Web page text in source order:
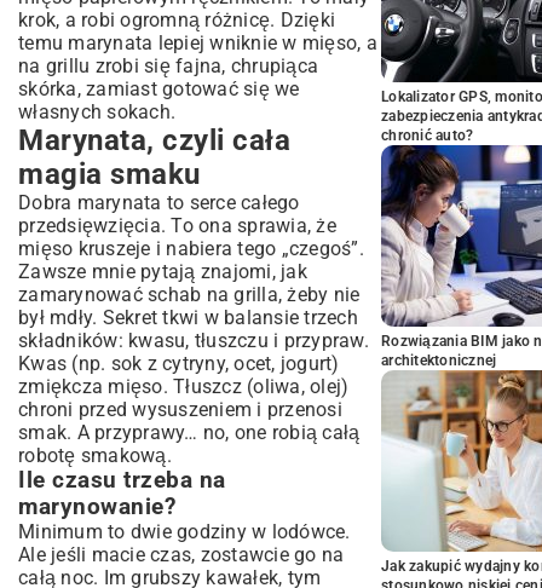
krok, a robi ogromną różnicę. Dzięki
temu marynata lepiej wniknie w mięso, a
na grillu zrobi się fajna, chrupiąca
skórka, zamiast gotować się we
własnych sokach.
Marynata, czyli cała
magia smaku
Dobra marynata to serce całego
przedsięwzięcia. To ona sprawia, że
mięso kruszeje i nabiera tego „czegoś”.
Zawsze mnie pytają znajomi, jak
zamarynować schab na grilla, żeby nie
był mdły. Sekret tkwi w balansie trzech
składników: kwasu, tłuszczu i przypraw.
Kwas (np. sok z cytryny, ocet, jogurt)
zmiękcza mięso. Tłuszcz (oliwa, olej)
chroni przed wysuszeniem i przenosi
smak. A przyprawy… no, one robią całą
robotę smakową.
Ile czasu trzeba na
marynowanie?
Minimum to dwie godziny w lodówce.
Ale jeśli macie czas, zostawcie go na
całą noc. Im grubszy kawałek, tym
Lokalizator GPS,
zabezpieczenia
chronić auto?
Rozwiązania BIM jako
architektonicznej
Jak zakupić wydajny